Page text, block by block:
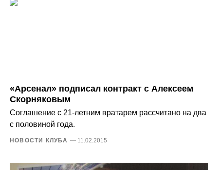
«Арсенал» подписал контракт с Алексеем
Скорняковым
Соглашение с 21-летним вратарем рассчитано на два
с половиной года.
НОВОСТИ КЛУБА — 11.02.2015